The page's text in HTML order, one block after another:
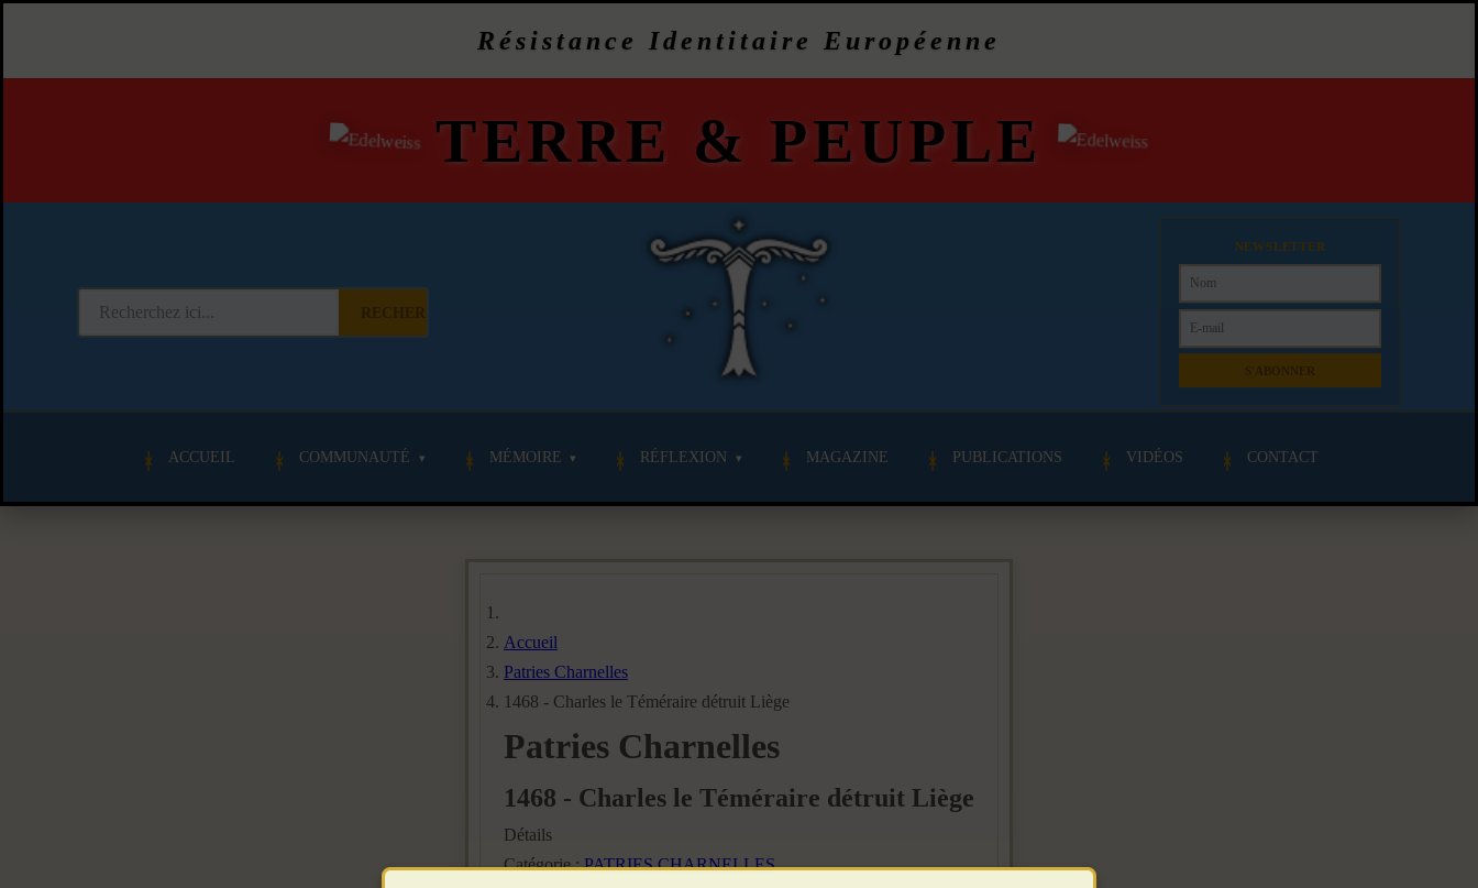
Résistance Identitaire Européenne
TERRE & PEUPLE
NEWSLETTER
ACCUEIL COMMUNAUTÉ MÉMOIRE RÉFLEXION MAGAZINE PUBLICATIONS VIDÉOS CONTACT
Accueil
Patries Charnelles
1468 - Charles le Téméraire détruit Liège
Patries Charnelles
1468 - Charles le Téméraire détruit Liège
Détails
Catégorie :PATRIES CHARNELLES